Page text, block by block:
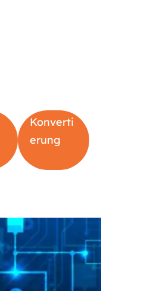
Konverti
erung